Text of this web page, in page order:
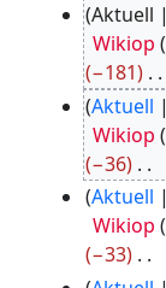
Aktuell
Wikiop
−181
K
e
i
n
e
B
e
Aktuell
Wikiop
−36
K
e
i
n
Aktuell
Wikiop
−33
K